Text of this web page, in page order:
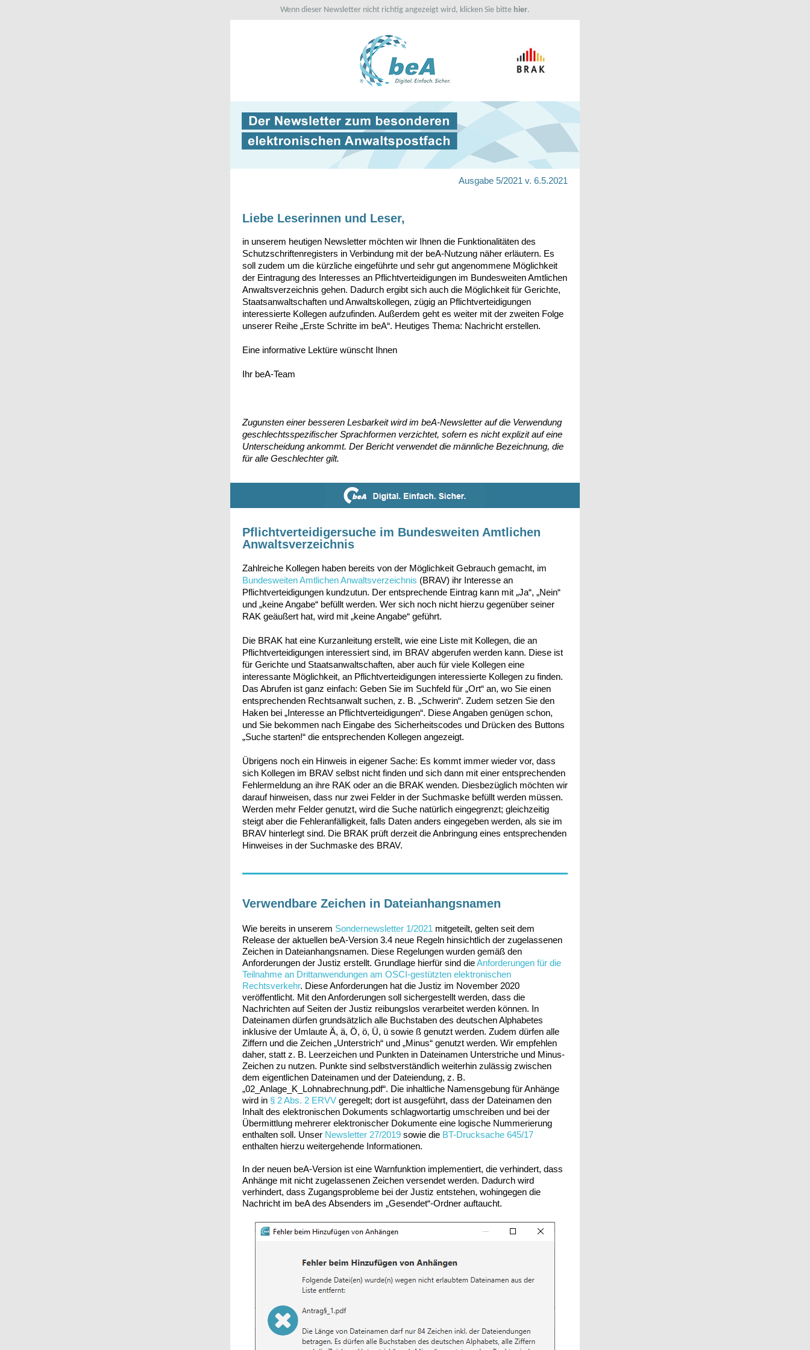
Wenn dieser Newsletter nicht richtig angezeigt wird, klicken Sie bitte hier.
Ausgabe 5/2021 v. 6.5.2021
Liebe Leserinnen und Leser,
in unserem heutigen Newsletter möchten wir Ihnen die Funktionalitäten des
Schutzschriftenregisters in Verbindung mit der beA-Nutzung näher erläutern. Es
soll zudem um die kürzliche eingeführte und sehr gut angenommene Möglichkeit
der Eintragung des Interesses an Pflichtverteidigungen im Bundesweiten Amtlichen
Anwaltsverzeichnis gehen. Dadurch ergibt sich auch die Möglichkeit für Gerichte,
Staatsanwaltschaften und Anwaltskollegen, zügig an Pflichtverteidigungen
interessierte Kollegen aufzufinden. Außerdem geht es weiter mit der zweiten Folge
unserer Reihe „Erste Schritte im beA“. Heutiges Thema: Nachricht erstellen.
Eine informative Lektüre wünscht Ihnen
Ihr beA-Team
Zugunsten einer besseren Lesbarkeit wird im beA-Newsletter auf die Verwendung
geschlechtsspezifischer Sprachformen verzichtet, sofern es nicht explizit auf eine
Unterscheidung ankommt. Der Bericht verwendet die männliche Bezeichnung, die
für alle Geschlechter gilt.
Pflichtverteidigersuche im Bundesweiten Amtlichen
Anwaltsverzeichnis
Zahlreiche Kollegen haben bereits von der Möglichkeit Gebrauch gemacht, im
Bundesweiten Amtlichen Anwaltsverzeichnis (BRAV) ihr Interesse an
Pflichtverteidigungen kundzutun. Der entsprechende Eintrag kann mit „Ja“, „Nein“
und „keine Angabe“ befüllt werden. Wer sich noch nicht hierzu gegenüber seiner
RAK geäußert hat, wird mit „keine Angabe“ geführt.
Die BRAK hat eine Kurzanleitung erstellt, wie eine Liste mit Kollegen, die an
Pflichtverteidigungen interessiert sind, im BRAV abgerufen werden kann. Diese ist
für Gerichte und Staatsanwaltschaften, aber auch für viele Kollegen eine
interessante Möglichkeit, an Pflichtverteidigungen interessierte Kollegen zu finden.
Das Abrufen ist ganz einfach: Geben Sie im Suchfeld für „Ort“ an, wo Sie einen
entsprechenden Rechtsanwalt suchen, z. B. „Schwerin“. Zudem setzen Sie den
Haken bei „Interesse an Pflichtverteidigungen“. Diese Angaben genügen schon,
und Sie bekommen nach Eingabe des Sicherheitscodes und Drücken des Buttons
„Suche starten!“ die entsprechenden Kollegen angezeigt.
Übrigens noch ein Hinweis in eigener Sache: Es kommt immer wieder vor, dass
sich Kollegen im BRAV selbst nicht finden und sich dann mit einer entsprechenden
Fehlermeldung an ihre RAK oder an die BRAK wenden. Diesbezüglich möchten wir
darauf hinweisen, dass nur zwei Felder in der Suchmaske befüllt werden müssen.
Werden mehr Felder genutzt, wird die Suche natürlich eingegrenzt; gleichzeitig
steigt aber die Fehleranfälligkeit, falls Daten anders eingegeben werden, als sie im
BRAV hinterlegt sind. Die BRAK prüft derzeit die Anbringung eines entsprechenden
Hinweises in der Suchmaske des BRAV.
Verwendbare Zeichen in Dateianhangsnamen
Wie bereits in unserem Sondernewsletter 1/2021 mitgeteilt, gelten seit dem
Release der aktuellen beA-Version 3.4 neue Regeln hinsichtlich der zugelassenen
Zeichen in Dateianhangsnamen. Diese Regelungen wurden gemäß den
Anforderungen der Justiz erstellt. Grundlage hierfür sind dieAnforderungen für die
Teilnahme an Drittanwendungen am OSCI-gestützten elektronischen
Rechtsverkehr. Diese Anforderungen hat die Justiz im November 2020
veröffentlicht. Mit den Anforderungen soll sichergestellt werden, dass die
Nachrichten auf Seiten der Justiz reibungslos verarbeitet werden können. In
Dateinamen dürfen grundsätzlich alle Buchstaben des deutschen Alphabetes
inklusive der Umlaute Ä, ä, Ö, ö, Ü, ü sowie ß genutzt werden. Zudem dürfen alle
Ziffern und die Zeichen „Unterstrich“ und „Minus“ genutzt werden. Wir empfehlen
daher, statt z. B. Leerzeichen und Punkten in Dateinamen Unterstriche und Minus-
Zeichen zu nutzen. Punkte sind selbstverständlich weiterhin zulässig zwischen
dem eigentlichen Dateinamen und der Dateiendung, z. B.
„02_Anlage_K_Lohnabrechnung.pdf“. Die inhaltliche Namensgebung für Anhänge
wird in § 2 Abs. 2 ERVV geregelt; dort ist ausgeführt, dass der Dateinamen den
Inhalt des elektronischen Dokuments schlagwortartig umschreiben und bei der
Übermittlung mehrerer elektronischer Dokumente eine logische Nummerierung
enthalten soll. Unser Newsletter 27/2019 sowie die BT-Drucksache 645/17
enthalten hierzu weitergehende Informationen.
In der neuen beA-Version ist eine Warnfunktion implementiert, die verhindert, dass
Anhänge mit nicht zugelassenen Zeichen versendet werden. Dadurch wird
verhindert, dass Zugangsprobleme bei der Justiz entstehen, wohingegen die
Nachricht im beA des Absenders im „Gesendet“-Ordner auftaucht.